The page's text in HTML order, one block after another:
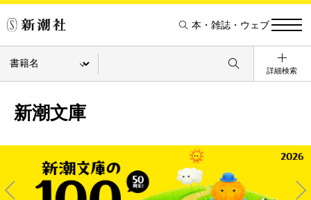
本・雑誌・ウェブ
詳細検索
新潮文庫